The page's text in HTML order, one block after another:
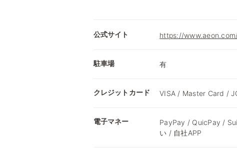
公式サイト https://
駐車場 有
クレジットカード VISA / Master Card /
電子マネー
PayPay / QuicPay /
い / 自社APP